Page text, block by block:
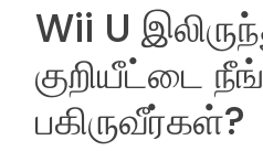
Wii U
குறியீட்டை
பகிருவீர்கள்?